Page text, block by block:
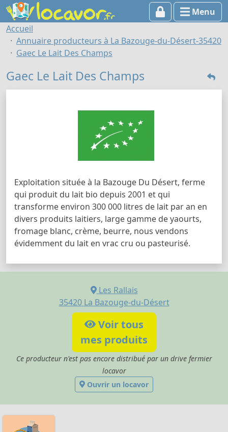
Menu
Accueil
Annuaire producteurs à La Bazouge-du-Désert-35420
Gaec Le Lait Des Champs
Gaec Le Lait Des Champs
Exploitation située à la Bazouge Du Désert, ferme
qui produit du lait bio depuis 2001 et qui
transforme environ 300 000 litres de lait par an en
divers produits laitiers, large gamme de yaourts,
fromage blanc, crème, beurre, nous vendons
évidemment du lait en vrac cru ou pasteurisé.
Les Rallais
35420 La Bazouge-du-Désert
Voir tous
mes produits
Ce producteur n'est pas encore distribué par un drive fermier
locavor
Ouvrir un locavor